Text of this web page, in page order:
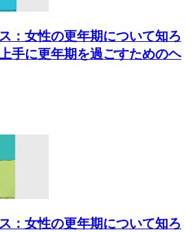
：女性の更年期について知ろ
手に更年期を過ごすためのヘ
：女性の更年期について知ろ